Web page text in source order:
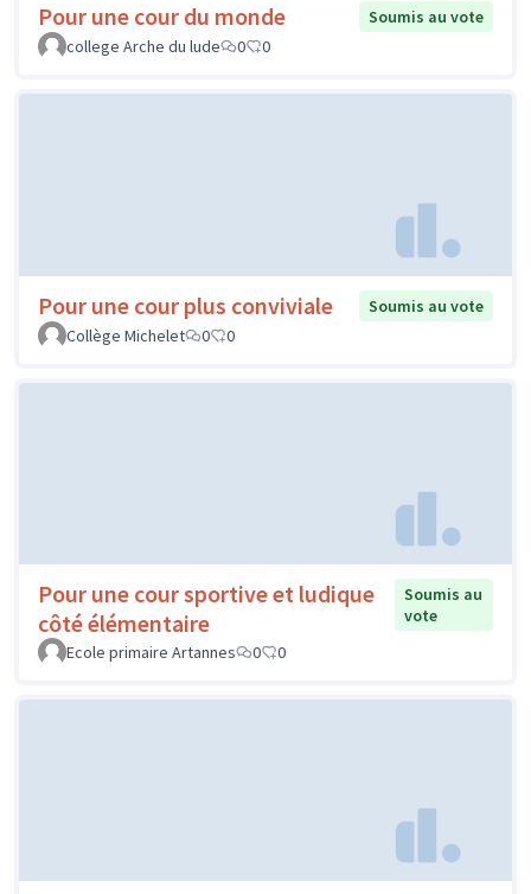
Pour une cour du monde
Soumis au vote
college Arche du lude
0 0
Pour une cour plus conviviale
Soumis au vote
Collège Michelet
0 0
Pour une cour sportive et ludique
côté élémentaire
Soumis au
vote
Ecole primaire Artannes
0 0